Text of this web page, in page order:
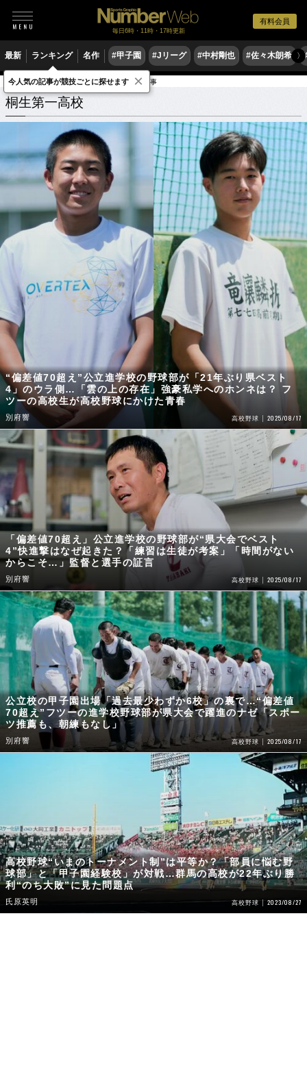
有料会員
毎日6時・11時・17時更新
最新 ランキング 名作 #甲子園 #Jリーグ #中村剛也 #佐々木朗希 〉
学校 群馬県 桐生第一高校 関連記事
桐生第一高校
“偏差値70超え”公立進学校の野球部が「21年ぶり県ベスト
4」のウラ側…「雲の上の存在」強豪私学へのホンネは？ フ
ツーの高校生が高校野球にかけた青春
別府響 高校野球 2025/08/17
「偏差値70超え」公立進学校の野球部が“県大会でベスト
4”快進撃はなぜ起きた？「練習は生徒が考案」「時間がない
からこそ…」監督と選手の証言
別府響 高校野球 2025/08/17
公立校の甲子園出場「過去最少わずか6校」の裏で…“偏差値
70超え”フツーの進学校野球部が県大会で躍進のナゼ「スポー
ツ推薦も、朝練もなし」
別府響 高校野球 2025/08/17
高校野球“いまのトーナメント制”は平等か？「部員に悩む野
球部」と「甲子園経験校」が対戦…群馬の高校が22年ぶり勝
利“のち大敗”に見た問題点
氏原英明 高校野球 2023/08/27
今人気の記事が競技ごとに探せます ×